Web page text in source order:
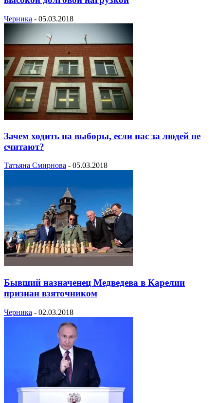
Черника - 05.03.2018
Зачем ходить на выборы, если нас за людей не
считают?
Татьяна Смирнова - 05.03.2018
Бывший назначенец Медведева в Карелии
признан взяточником
Черника - 02.03.2018